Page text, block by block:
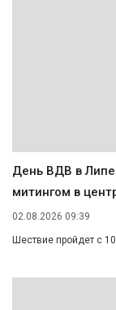
День ВДВ в
митингом в
02.08.2026 09:39
Шествие пройдет с